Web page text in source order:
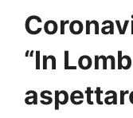
“In